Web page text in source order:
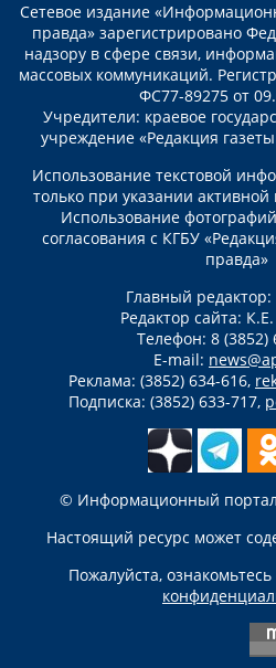
Сетевое издание
правда» зарегистрировано
надзору в сфере связи,
массовых коммуникаций.
ФС77-89275 от
Учредители: краевое
учреждение «Редакция
Использование текстовой
только при указании
Использование
согласования с КГБУ
правда»
Главный
Редактор сайта:
Телефон: 8 (3852)
E-mail:
Реклама: (3852) 634-616,
Подписка: (3852) 633-717,
© Информационный портал
Настоящий ресурс может
Пожалуйста,